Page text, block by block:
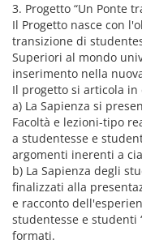
3. Progetto “Un Ponte
Il Progetto nasce con
transizione di
Superiori al mondo
inserimento nella
Il progetto si articola in
a) La Sapienza si
Facoltà e lezioni-tipo
a studentesse e
argomenti inerenti a
b) La Sapienza degli
finalizzati alla
e racconto
studentesse e studenti
formati.